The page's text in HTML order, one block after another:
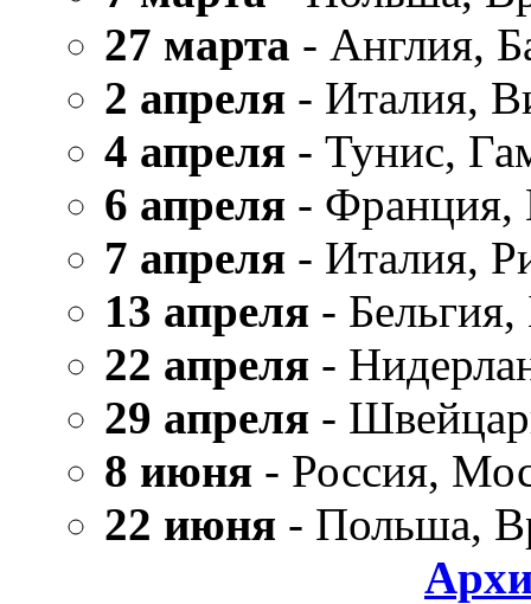
27 марта - Англия,
2 апреля - Италия,
4 апреля - Тунис,
6 апреля - Франция,
7 апреля - Италия,
13 апреля -
22 апреля -
29 апреля -
8 июня - Россия,
22 июня - Польша,